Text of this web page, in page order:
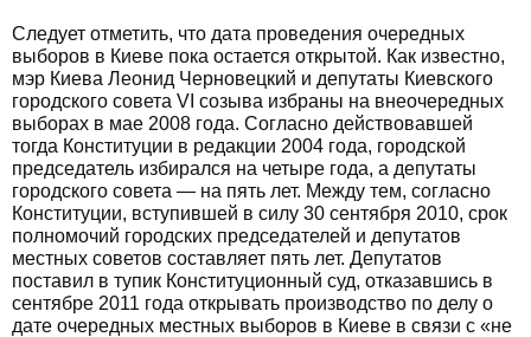
Следует отметить, что дата проведения очередных
выборов в Киеве пока остается открытой. Как известно,
мэр Киева Леонид Черновецкий и депутаты Киевского
городского совета VI созыва избраны на внеочередных
выборах в мае 2008 года. Согласно действовавшей
тогда Конституции в редакции 2004 года, городской
председатель избирался на четыре года, а депутаты
городского совета — на пять лет. Между тем, согласно
Конституции, вступившей в силу 30 сентября 2010, срок
полномочий городских председателей и депутатов
местных советов составляет пять лет. Депутатов
поставил в тупик Конституционный суд, отказавшись в
сентябре 2011 года открывать производство по делу о
дате очередных местных выборов в Киеве в связи с «не